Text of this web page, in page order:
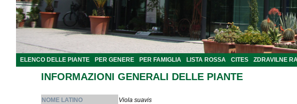
ELENCO DELLE PIANTE PER GENERE PER FAMIGLIA LISTA ROSSA CITES ZDRAVILNE
INFORMAZIONI GENERALI DELLE PIANTE
NOME LATINO
Viola suavis